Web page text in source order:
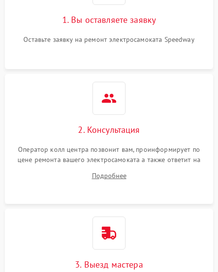
1. Вы оставляете заявку
Оставьте заявку на ремонт электросамоката Speedway
2. Консультация
Оператор колл центра позвонит вам, проинформирует по
цене ремонта вашего электросамоката а также ответит на
Подробнее
3. Выезд мастера